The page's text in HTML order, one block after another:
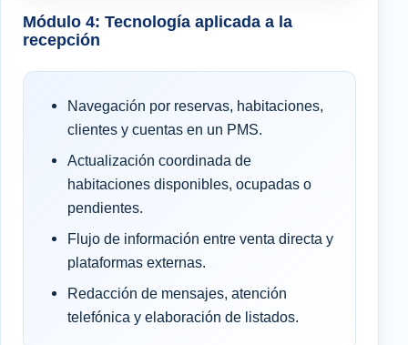
Módulo 4: Tecnología aplicada a la
recepción
Navegación por reservas, habitaciones,
clientes y cuentas en un PMS.
Actualización coordinada de
habitaciones disponibles, ocupadas o
pendientes.
Flujo de información entre venta directa y
plataformas externas.
Redacción de mensajes, atención
telefónica y elaboración de listados.